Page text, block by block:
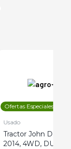
Ofertas Especiales
Usado
Tractor John Deere
2014, 4WD, DUAL